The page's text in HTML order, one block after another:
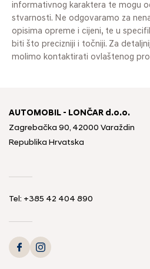
informativnog karaktera te mogu
stvarnosti. Ne odgovaramo za
opisima opreme i cijeni, te u
biti što precizniji i točniji. Za
molimo kontaktirati ovlaštenog
AUTOMOBIL - LONČAR d.o.o.
Zagrebačka 90, 42000 Varaždin
Republika Hrvatska
Tel: +385 42 404 890